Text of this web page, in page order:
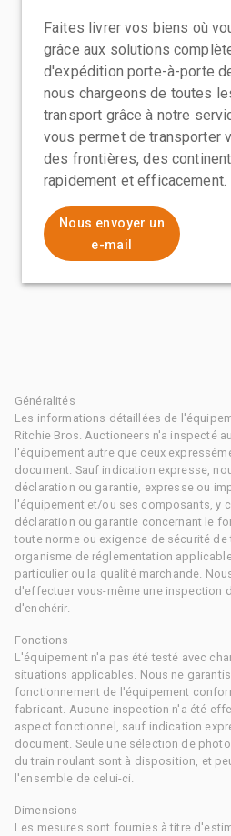
Faites livrer vos biens où
grâce aux solutions
d'expédition porte-à-porte
nous chargeons de toutes
transport grâce à notre
vous permet de transporter
des frontières, des
rapidement et efficacement.
Nous envoyer un
e-mail
Généralités
Les informations détaillées de
Ritchie Bros. Auctioneers n'a inspecté
l'équipement autre que ceux
document. Sauf indication expresse,
déclaration ou garantie, expresse ou
l'équipement et/ou ses composants, y
déclaration ou garantie concernant le
toute norme ou exigence de sécurité
organisme de réglementation
particulier ou la qualité marchande.
d'effectuer vous-même une inspection
d'enchérir.
Fonctions
L'équipement n'a pas été testé avec
situations applicables. Nous ne
fonctionnement de l'équipement
fabricant. Aucune inspection n'a été
aspect fonctionnel, sauf indication
document. Seule une sélection de
du train roulant sont à disposition, et
l'ensemble de celui-ci.
Dimensions
Les mesures sont fournies à titre